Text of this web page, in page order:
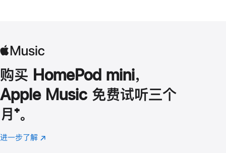
购买 HomePod mini，
Apple Music 免费试听三个
月 脚
注
⁺。
进一步了解 Apple
(在